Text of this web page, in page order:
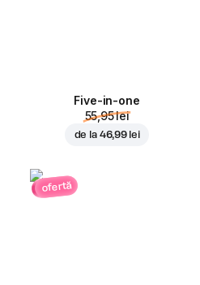
Five-in-one
55,95 lei
de la 46,99 lei
ofertă